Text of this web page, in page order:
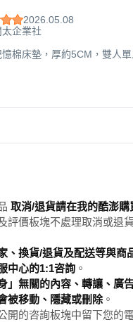
2026.05.08
企業社
棉床墊，厚約5CM，雙人單
取消/退貨請在我的酷澎購
評價板塊不處理取消或退
、換貨/退貨及配送等與商
中心的1:1咨詢 。
」無關的內容、轉讓、廣
被移動、隱藏或刪除。
開的咨詢板塊中留下您的